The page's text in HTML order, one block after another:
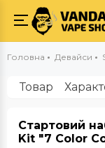
Головна Девайси
Товар
Стартовий
Kit "7 Color